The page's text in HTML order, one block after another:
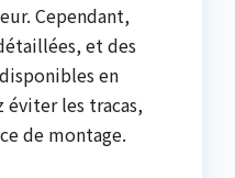
Cependant,
et des
en
éviter les tracas,
de montage.